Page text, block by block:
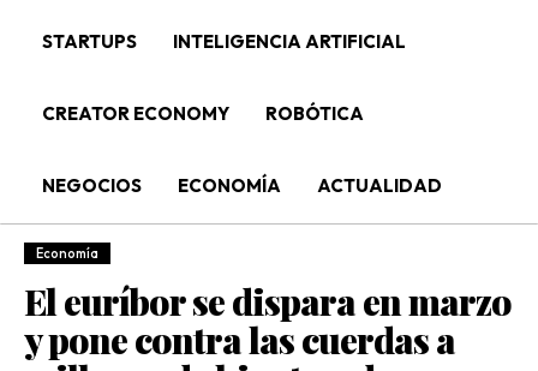
STARTUPS INTELIGENCIA ARTIFICIAL
CREATOR ECONOMY ROBÓTICA
NEGOCIOS ECONOMÍA ACTUALIDAD
Economía
El euríbor se dispara en marzo
y pone contra las cuerdas a